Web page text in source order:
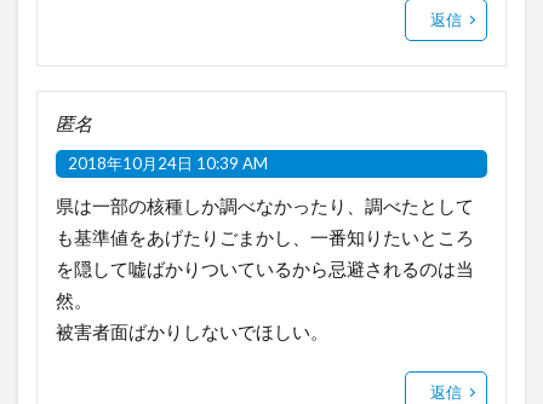
返信
匿名
2018年10月24日 10:39 AM
県は一部の核種しか調べなかったり、調べたとして
も基準値をあげたりごまかし、一番知りたいところ
を隠して嘘ばかりついているから忌避されるのは当
然。
被害者面ばかりしないでほしい。
返信